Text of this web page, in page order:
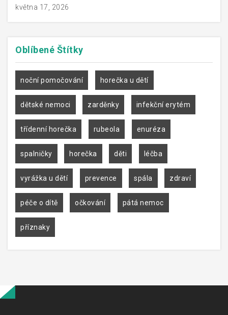
května 17, 2026
Oblíbené Štítky
noční pomočování horečka u dětí
dětské nemoci zarděnky infekční erytém
třídenní horečka rubeola enuréza
spalničky horečka děti léčba
vyrážka u dětí prevence spála zdraví
péče o dítě očkování pátá nemoc
příznaky